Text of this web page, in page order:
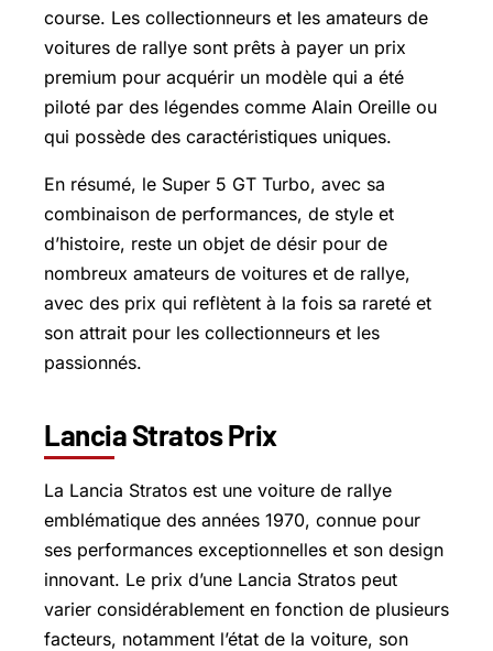
course. Les collectionneurs et les amateurs de
voitures de rallye sont prêts à payer un prix
premium pour acquérir un modèle qui a été
piloté par des légendes comme Alain Oreille ou
qui possède des caractéristiques uniques.
En résumé, le Super 5 GT Turbo, avec sa
combinaison de performances, de style et
d’histoire, reste un objet de désir pour de
nombreux amateurs de voitures et de rallye,
avec des prix qui reflètent à la fois sa rareté et
son attrait pour les collectionneurs et les
passionnés.
Lancia Stratos Prix
La Lancia Stratos est une voiture de rallye
emblématique des années 1970, connue pour
ses performances exceptionnelles et son design
innovant. Le prix d’une Lancia Stratos peut
varier considérablement en fonction de plusieurs
facteurs, notamment l’état de la voiture, son